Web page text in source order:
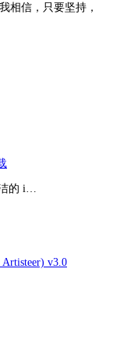
相信，只要坚持，
的 i…
v3.0